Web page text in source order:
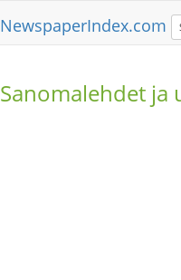
NewspaperIndex.com
Sanomalehdet ja